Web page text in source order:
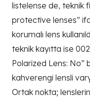
listelense de, teknik
protective lenses”
korumalı lens
teknik kayıtta ise
Polarized Lens: No”
kahverengi lensli
Ortak nokta;